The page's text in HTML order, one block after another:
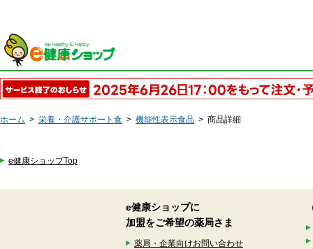
ホーム > 栄養・介護サポート食 > 機能性表示食品 > 商品詳細
e健康ショップTop
e健康ショップに
加盟をご希望の薬局さま
薬局・企業向けお問い合わせ